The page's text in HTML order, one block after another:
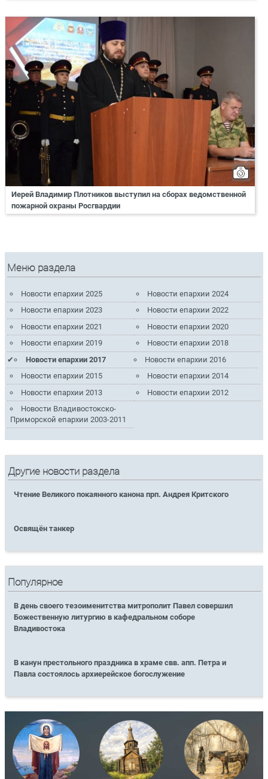
Иерей Владимир Плотников выступил на сборах ведомственной
пожарной охраны Росгвардии
Меню раздела
Новости епархии 2025
Новости епархии 2024
Новости епархии 2023
Новости епархии 2022
Новости епархии 2021
Новости епархии 2020
Новости епархии 2019
Новости епархии 2018
Новости епархии 2017
Новости епархии 2016
Новости епархии 2015
Новости епархии 2014
Новости епархии 2013
Новости епархии 2012
Новости Владивостокско-
Приморской епархии 2003-2011
Другие новости раздела
Чтение Великого покаянного канона прп. Андрея Критского
Освящён танкер
Популярное
В день своего тезоименитства митрополит Павел совершил
Божественную литургию в кафедральном соборе
Владивостока
В канун престольного праздника в храме свв. апп. Петра и
Павла состоялось архиерейское богослужение